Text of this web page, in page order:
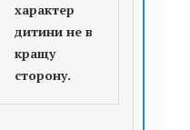
характер
дитини не в
кращу
сторону.